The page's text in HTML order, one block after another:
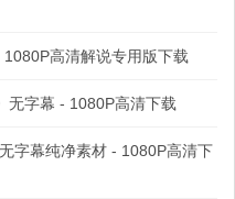
高清解说专用版下载
无字幕 - 1080P高清下载
字幕纯净素材 - 1080P高清下